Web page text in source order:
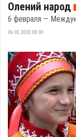
Олений народ
6 февраля —
06.02.2020 00:00